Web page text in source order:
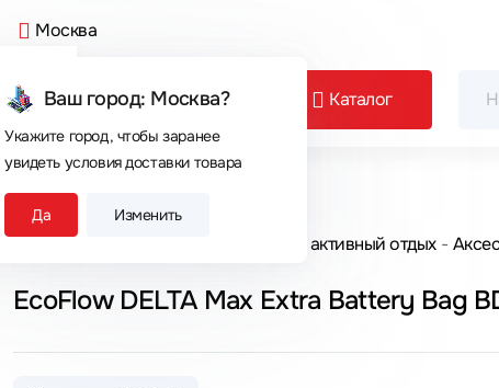
Москва
Ваш город: Москва?
Укажите город, чтобы заранее
увидеть условия доставки товара
Да Изменить
Каталог
Сегодня покупают
Главная Спорт и активный отдых
EcoFlow DELTA Max Extra Battery Bag